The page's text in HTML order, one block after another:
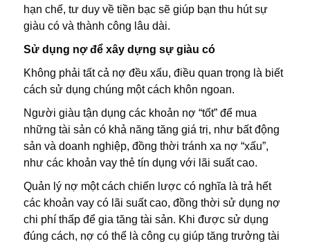
hạn chế, tư duy về tiền bạc sẽ giúp bạn thu hút sự
giàu có và thành công lâu dài.
Sử dụng nợ để xây dựng sự giàu có
Không phải tất cả nợ đều xấu, điều quan trọng là biết
cách sử dụng chúng một cách khôn ngoan.
Người giàu tận dụng các khoản nợ “tốt” để mua
những tài sản có khả năng tăng giá trị, như bất động
sản và doanh nghiệp, đồng thời tránh xa nợ “xấu”,
như các khoản vay thẻ tín dụng với lãi suất cao.
Quản lý nợ một cách chiến lược có nghĩa là trả hết
các khoản vay có lãi suất cao, đồng thời sử dụng nợ
chi phí thấp để gia tăng tài sản. Khi được sử dụng
đúng cách, nợ có thể là công cụ giúp tăng trưởng tài